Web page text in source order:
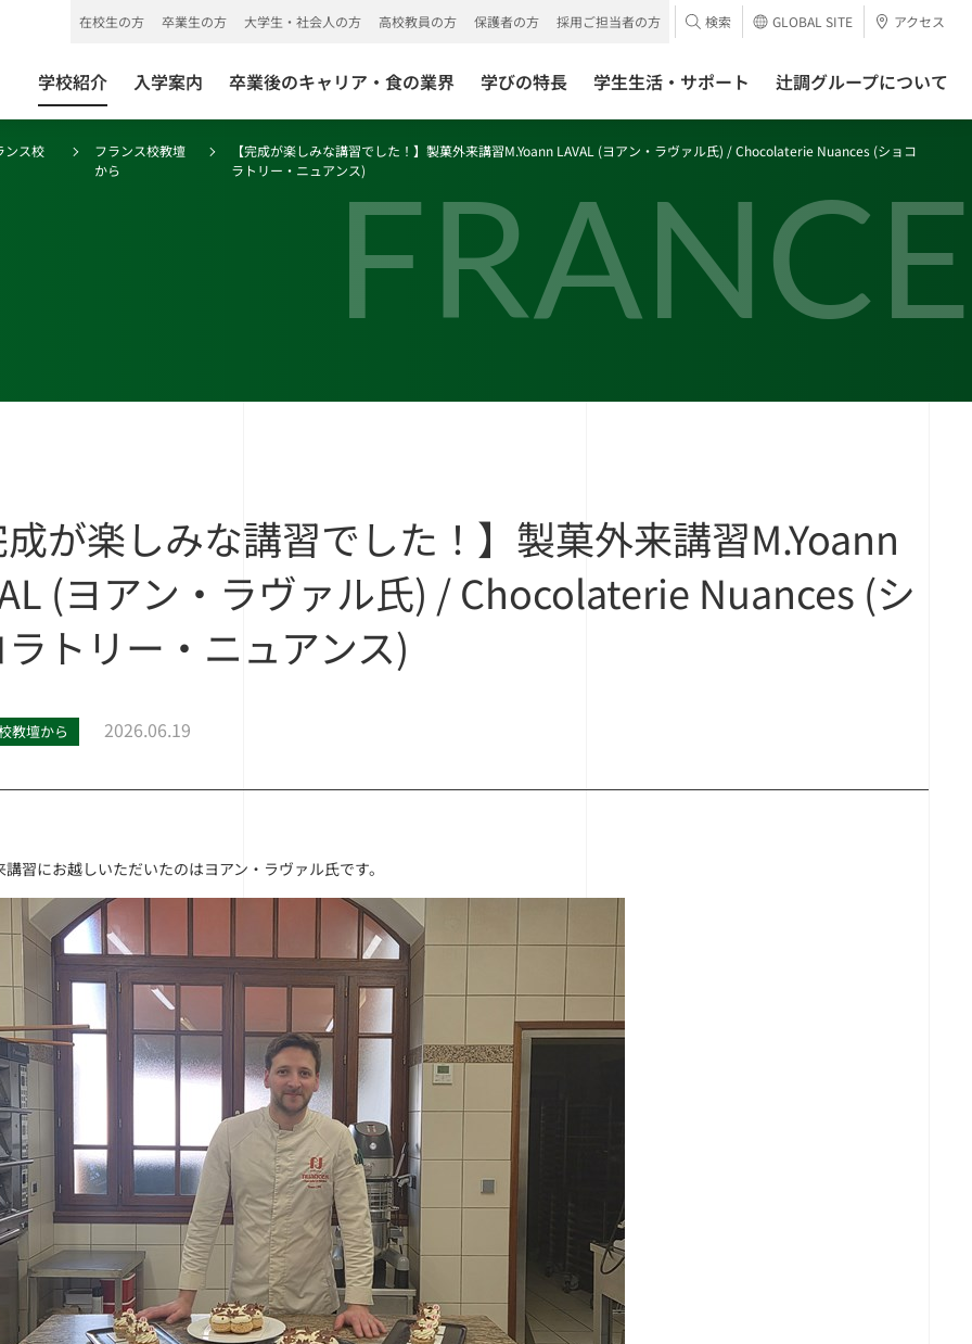
学校紹介 入学案内 卒業後のキャリア・食の業界 学びの特長 学生生活・サポート 辻調グループについて
在校生の方 卒業生の方 大学生・社会人の方 高校教員の方 保護者の方 採用ご担当者の方 検索 GLOBAL SITE アクセス
FRANCE
ンス校
フランス校教壇
から
【完成が楽しみな講習でした！】製菓外来講習M.Yoann LAVAL (ヨアン・ラヴァル氏) / Chocolaterie Nuances (ショコ
ラトリー・ニュアンス)
が楽しみな講習でした！】製菓外来講習M.Yoann
(ヨアン・ラヴァル氏) / Chocolaterie Nuances (シ
トリー・ニュアンス)
教壇から 2026.06.19
習にお越しいただいたのはヨアン・ラヴァル氏です。